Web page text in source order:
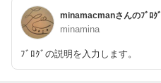
minamacmanさんのﾌﾞﾛｸﾞ
minamina
ﾌﾞﾛｸﾞの説明を入力します。